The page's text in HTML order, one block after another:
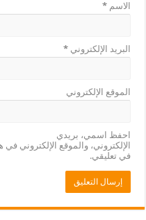
الاسم*
البريد الإلكتروني*
الموقع الإلكتروني
احفظ اسمي، بريدي
الإلكتروني، والموقع الإلكتروني
في تعليقي.